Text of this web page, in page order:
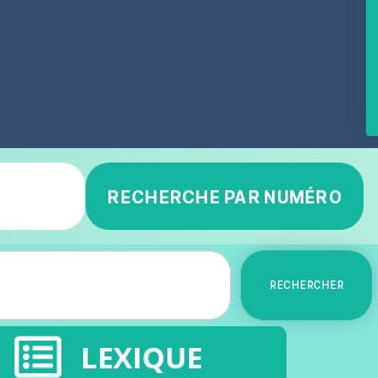
RECHERCHE PAR NUMÉRO
RECHERCHER
LEXIQUE